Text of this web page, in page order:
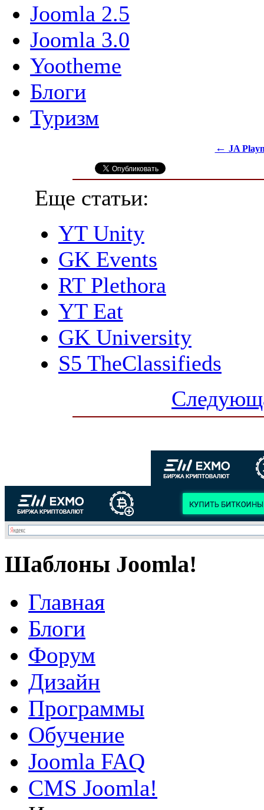
Joomla 2.5
Joomla 3.0
Yootheme
Блоги
Туризм
← JA
Еще статьи:
YT Unity
GK Events
RT Plethora
YT Eat
GK University
S5 TheClassifieds
Шаблоны Joomla!
Главная
Блоги
Форум
Дизайн
Программы
Обучение
Joomla FAQ
CMS Joomla!